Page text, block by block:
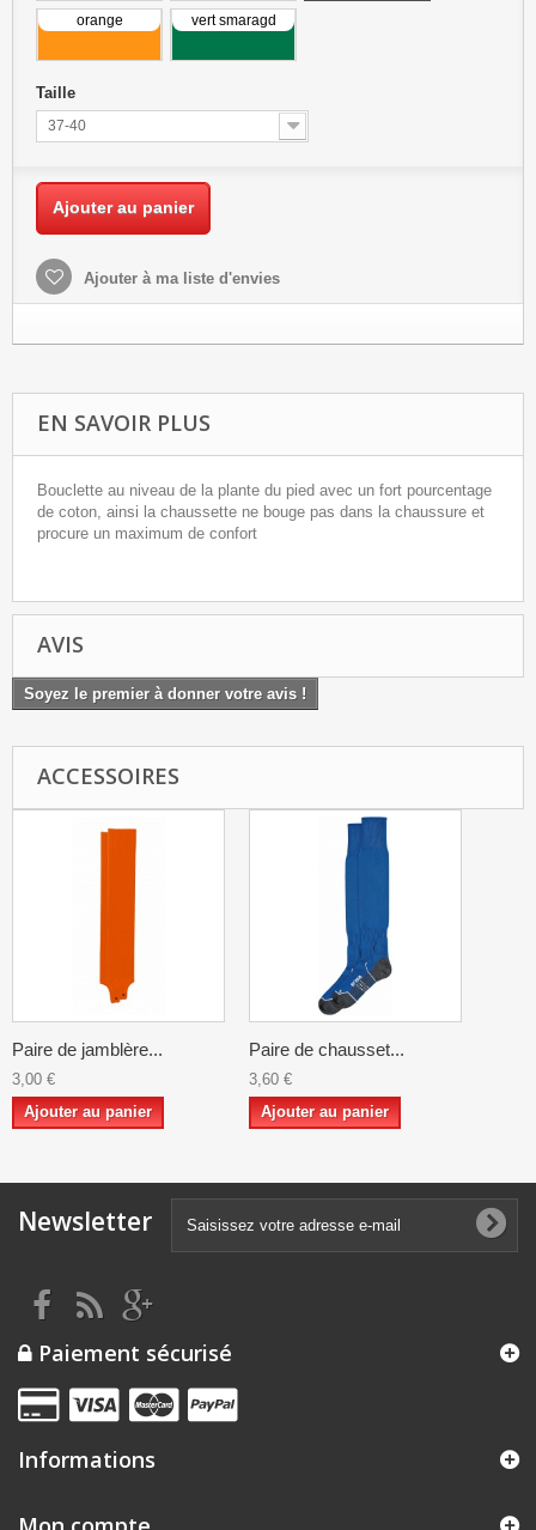
orange vert smaragd
Taille
37-40
Ajouter au panier
Ajouter à ma liste d'envies
EN SAVOIR PLUS
Bouclette au niveau de la plante du pied avec un fort pourcentage
de coton, ainsi la chaussette ne bouge pas dans la chaussure et
procure un maximum de confort
AVIS
Soyez le premier à donner votre avis !
ACCESSOIRES
Paire de jamblère...
3,00 €
Ajouter au panier
Paire de chausset...
3,60 €
Ajouter au panier
Newsletter
Paiement sécurisé
Informations